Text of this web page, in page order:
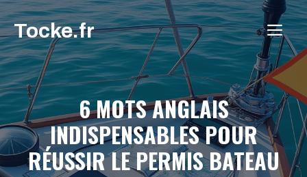
Aller
au
contenu
Tocke.fr
6 MOTS ANGLAIS
INDISPENSABLES POUR
RÉUSSIR LE PERMIS BATEAU